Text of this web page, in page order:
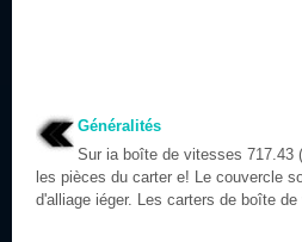
Généralités
Sur ia boîte de vitesses 717.43
les pièces du carter e! Le couvercle
d'alliage iéger. Les carters de boîte